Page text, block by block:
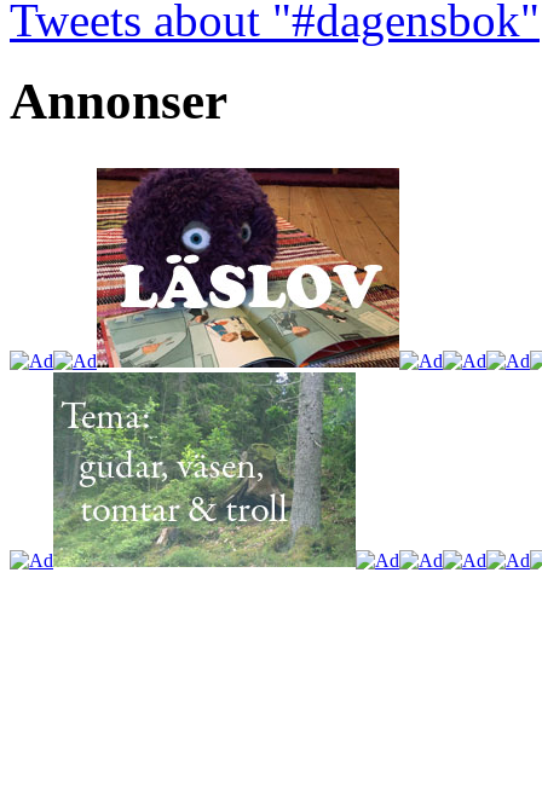
Tweets about "#dagensbok"
Annonser